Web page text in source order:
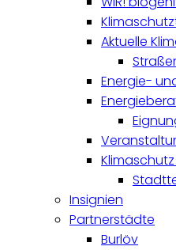
Aktuelle
Energie-
Insignien
Partnerstädte
Burlöv